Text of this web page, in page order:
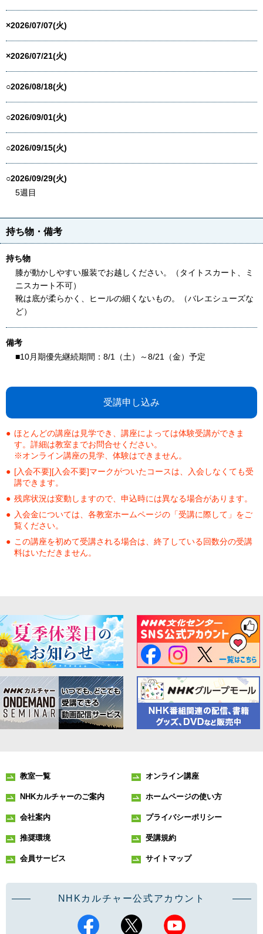
×2026/07/07(火)
×2026/07/21(火)
○2026/08/18(火)
○2026/09/01(火)
○2026/09/15(火)
○2026/09/29(火)
5週目
持ち物・備考
持ち物
膝が動かしやすい服装でお越しください。（タイトスカート、ミ
ニスカート不可）
靴は底が柔らかく、ヒールの細くないもの。（バレエシューズな
ど）
備考
■10月期優先継続期間：8/1（土）～8/21（金）予定
受講申し込み
ほとんどの講座は見学でき、講座によっては体験受講ができま
す。詳細は教室までお問合せください。
※オンライン講座の見学、体験はできません。
[入会不要][入会不要]マークがついたコースは、入会しなくても受
講できます。
残席状況は変動しますので、申込時には異なる場合があります。
入会金については、各教室ホームページの「受講に際して」をご
覧ください。
この講座を初めて受講される場合は、終了している回数分の受講
料はいただきません。
教室一覧 オンライン講座
NHKカルチャーのご案内 ホームページの使い方
会社案内 プライバシーポリシー
推奨環境 受講規約
会員サービス サイトマップ
NHKカルチャー公式アカウント